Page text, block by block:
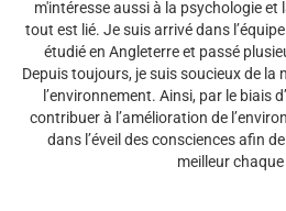
m'intéresse aussi à la psychologie et
tout est lié. Je suis arrivé dans
étudié en Angleterre et passé
Depuis toujours, je suis soucieux de
l’environnement. Ainsi, par le biais
contribuer à l’amélioration de
dans l’éveil des consciences afin
meilleur